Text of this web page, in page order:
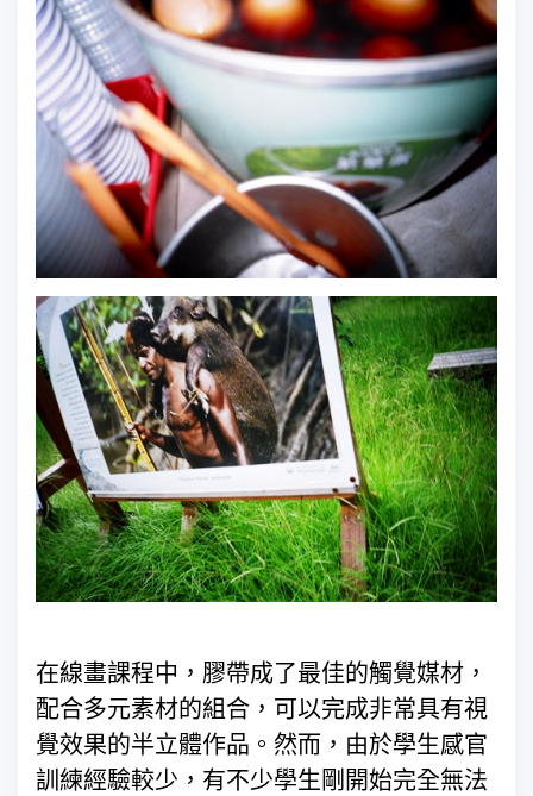
在線畫課程中，膠帶成了最佳的觸覺媒材，
配合多元素材的組合，可以完成非常具有視
覺效果的半立體作品。然而，由於學生感官
訓練經驗較少，有不少學生剛開始完全無法